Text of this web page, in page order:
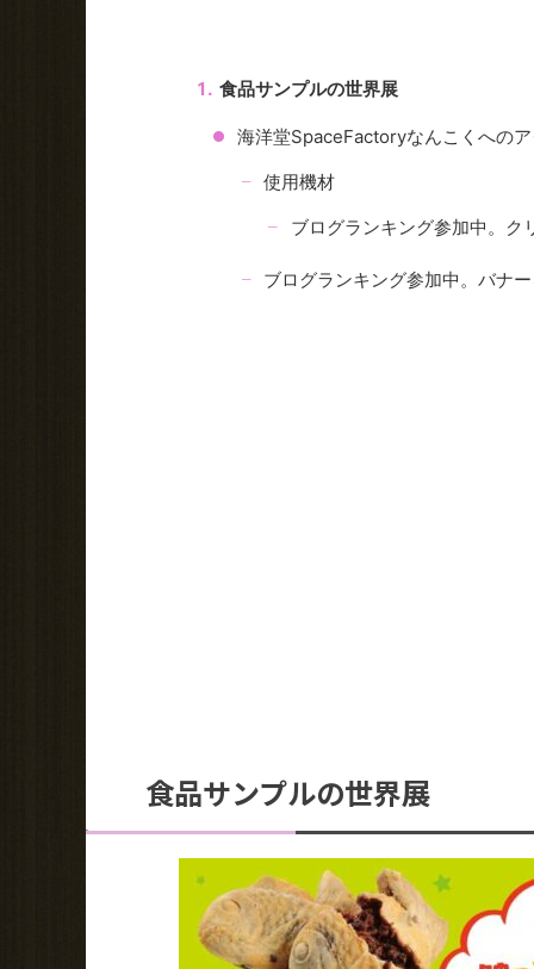
食品サンプルの世界展
海洋堂SpaceFactoryなんこくへの
使用機材
ブログランキング参加中。ク
ブログランキング参加中。バナ
食品サンプルの世界展